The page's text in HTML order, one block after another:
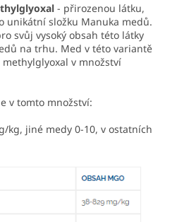
- přirozenou látku,
unikátní složku Manuka medů.
svůj vysoký obsah této látky
na trhu. Med v této variantě
v množství
v tomto množství:
kg, jiné medy 0-10, v ostatních